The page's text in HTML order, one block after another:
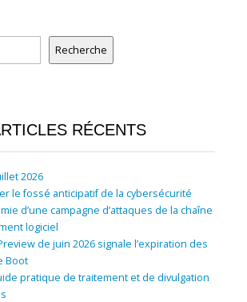
Recherche
RÉCENTS
2026
le fossé anticipatif de la cybersécurité
d’une campagne d’attaques de la chaîne
logiciel
de juin 2026 signale l’expiration des
Boot
pratique de traitement et de divulgation